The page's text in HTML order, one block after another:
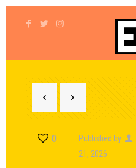
0 Published by
21, 2026